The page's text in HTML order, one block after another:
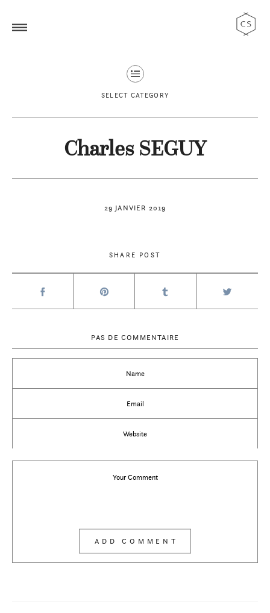
SELECT CATEGORY
29 JANVIER 2019
Charles SEGUY
SHARE POST
PAS DE COMMENTAIRE